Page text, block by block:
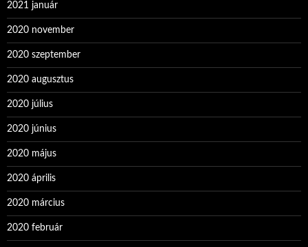
2021 január
2020 november
2020 szeptember
2020 augusztus
2020 július
2020 június
2020 május
2020 április
2020 március
2020 február